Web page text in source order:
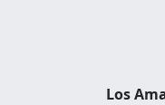
Los